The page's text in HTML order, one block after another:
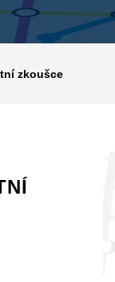
zkoušce